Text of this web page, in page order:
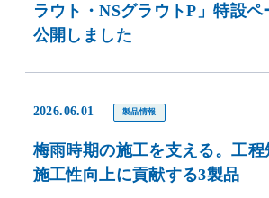
ラウト・NSグラウトP」特設ペ
公開しました
2026.06.01 製品情報
梅雨時期の施工を支える。工程
施工性向上に貢献する3製品